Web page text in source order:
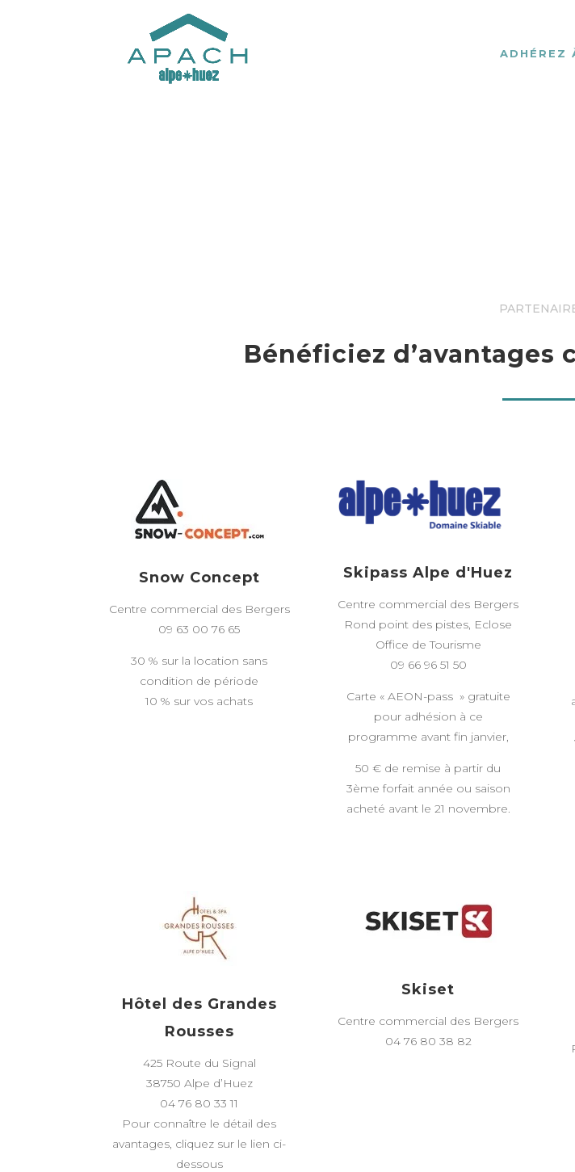
ADHÉREZ
Bénéficiez d’avantages
Snow Concept
Centre commercial des Bergers
09 63 00 76 65
30 % sur la location sans
condition de période
10 % sur vos achats
Skipass Alpe d'Huez
Centre commercial des Bergers
Rond point des pistes, Eclose
Office de Tourisme
09 66 96 51 50
Carte « AEON-pass » gratuite
pour adhésion à ce
programme avant fin janvier,
50 € de remise à partir du
3ème forfait année ou saison
acheté avant le 21 novembre.
Hôtel des Grandes
Rousses
425 Route du Signal
38750 Alpe d’Huez
04 76 80 33 11
Pour connaître le détail des
avantages, cliquez sur le lien ci-
dessous
Skiset
Centre commercial des Bergers
04 76 80 38 82